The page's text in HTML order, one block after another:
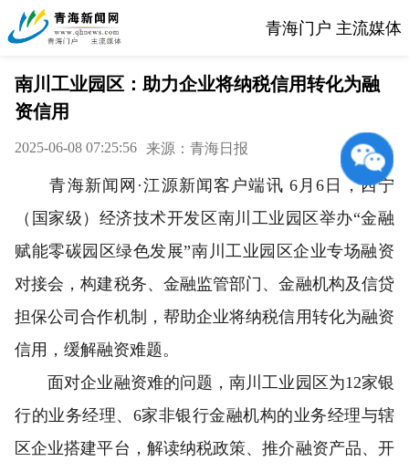
青海门户 主流媒体
南川工业园区：助力企业将纳税信用转化为融
资信用
2025-06-08 07:25:56 来源：青海日报
青海新闻网·江源新闻客户端讯 6月6日，西宁
（国家级）经济技术开发区南川工业园区举办“金融
赋能零碳园区绿色发展”南川工业园区企业专场融资
对接会，构建税务、金融监管部门、金融机构及信贷
担保公司合作机制，帮助企业将纳税信用转化为融资
信用，缓解融资难题。
面对企业融资难的问题，南川工业园区为12家银
行的业务经理、6家非银行金融机构的业务经理与辖
区企业搭建平台，解读纳税政策、推介融资产品、开